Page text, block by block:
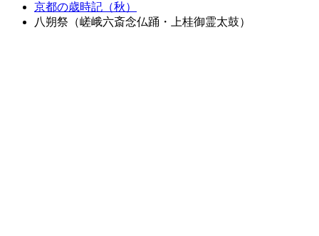
京都の歳時記（秋）
八朔祭（嵯峨六斎念仏踊・上桂御霊太鼓）